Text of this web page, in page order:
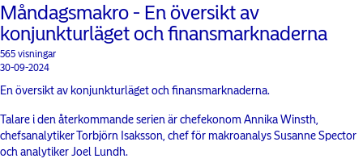
Måndagsmakro - En översikt av
konjunkturläget och finansmarknaderna
565 visningar
30-09-2024
En översikt av konjunkturläget och finansmarknaderna.
Talare i den återkommande serien är chefekonom Annika Winsth,
chefsanalytiker Torbjörn Isaksson, chef för makroanalys Susanne Spector
och analytiker Joel Lundh.